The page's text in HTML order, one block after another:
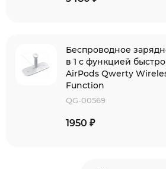
Беспроводное
в 1 с функцией
AirPods Qwerty
Function
QG-00569
1950 ₽